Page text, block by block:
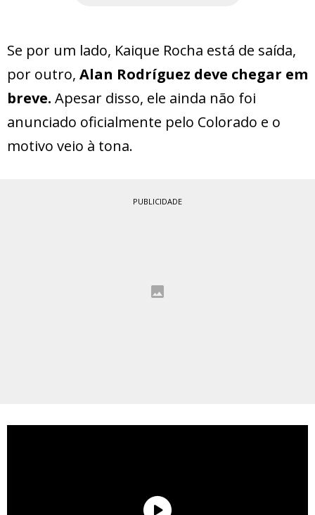
Se por um lado, Kaique Rocha está de saída,
por outro, Alan Rodríguez deve chegar em
breve. Apesar disso, ele ainda não foi
anunciado oficialmente pelo Colorado e o
motivo veio à tona.
PUBLICIDADE